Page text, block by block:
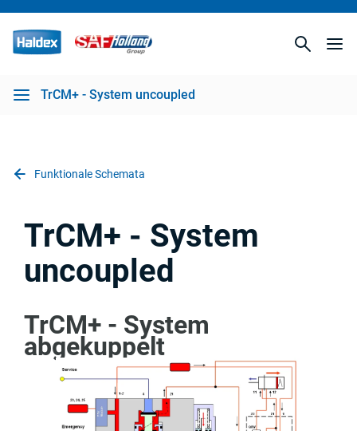
TrCM+ - System uncoupled
Funktionale Schemata
TrCM+ - System
uncoupled
TrCM+ - System
abgekuppelt